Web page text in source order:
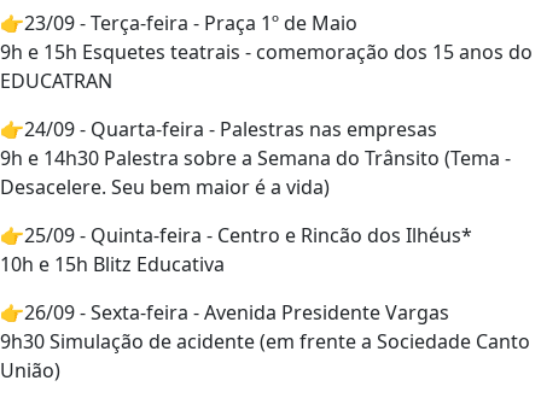
👉23/09 - Terça-feira - Praça 1º de Maio
9h e 15h Esquetes teatrais - comemoração dos 15 anos do
EDUCATRAN
👉24/09 - Quarta-feira - Palestras nas empresas
9h e 14h30 Palestra sobre a Semana do Trânsito (Tema -
Desacelere. Seu bem maior é a vida)
👉25/09 - Quinta-feira - Centro e Rincão dos Ilhéus*
10h e 15h Blitz Educativa
👉26/09 - Sexta-feira - Avenida Presidente Vargas
9h30 Simulação de acidente (em frente a Sociedade Canto
União)